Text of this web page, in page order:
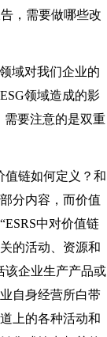
，需要做哪些改
域对我们企业的
领域造成的影
需要注意的是双重
值链如何定义？和
分内容，而价值
中对价值链
的活动、资源和
该企业生产产品或
自身经营所白带
上的各种活动和